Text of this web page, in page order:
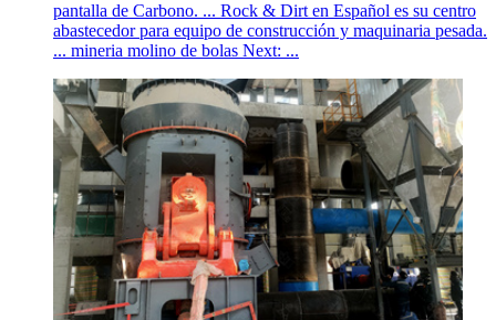
pantalla de Carbono. ... Rock & Dirt en Español es su centro
abastecedor para equipo de construcción y maquinaria pesada.
... mineria molino de bolas Next: ...